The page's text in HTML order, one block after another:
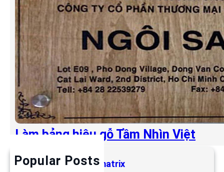
Làm bảng hiệu gỗ Tầm Nhìn Việt
Popular Posts
Làm bảng hiệu LED matrix